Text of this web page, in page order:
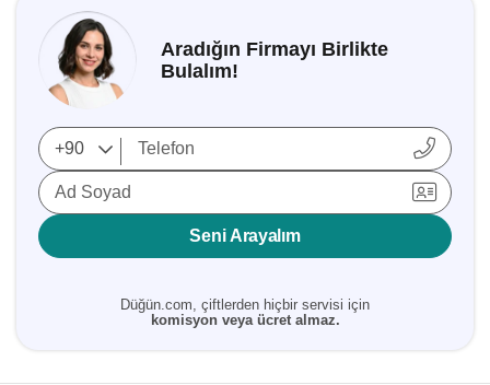
Aradığın Firmayı Birlikte
Bulalım!
Ad Soyad
Seni Arayalım
Düğün.com, çiftlerden hiçbir servisi için
komisyon veya ücret almaz.